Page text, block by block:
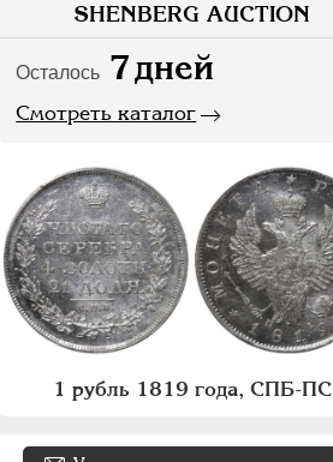
SHENBERG AUCTION
Осталось 7дней
Смотреть каталог
1 рубль 1819 года, СПБ-ПС